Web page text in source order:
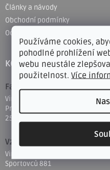
Používáme cookies,
pohodlné prohlížení
webu neustále
použitelnost.Více
Články a návody
Obchodní podmínky
Ochrana osobních údajů a dat
KONTAKTY
Fakturační údaje
Vinylfloor s. r. o.
Prostřední 810
253 01 Hostivice
Vzorkovna & výdejní místo
Vinylfloor s. r. o.
Sportovců 881